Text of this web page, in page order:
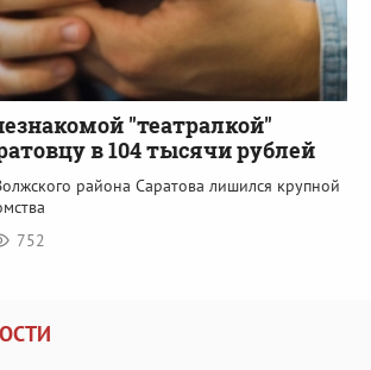
"театралкой"
в 104 тысячи рублей
района Саратова лишился крупной
752